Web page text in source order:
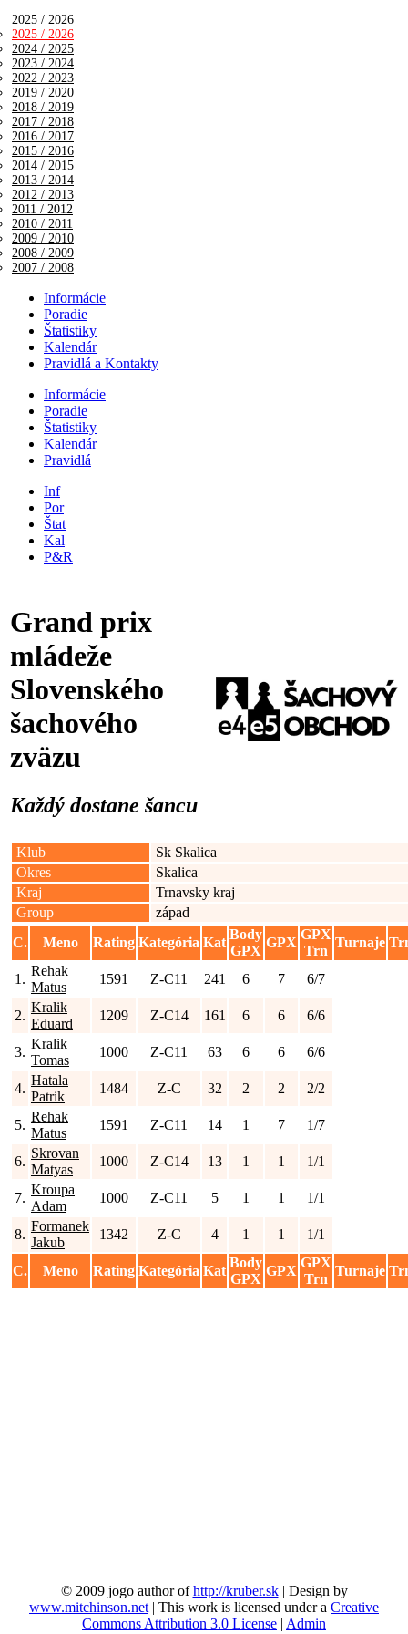
2025 / 2026
2025 / 2026
2024 / 2025
2023 / 2024
2022 / 2023
2019 / 2020
2018 / 2019
2017 / 2018
2016 / 2017
2015 / 2016
2014 / 2015
2013 / 2014
2012 / 2013
2011 / 2012
2010 / 2011
2009 / 2010
2008 / 2009
2007 / 2008
Informácie
Poradie
Štatistiky
Kalendár
Pravidlá a Kontakty
Informácie
Poradie
Štatistiky
Kalendár
Pravidlá
Inf
Por
Štat
Kal
P&R
Grand prix
mládeže
Slovenského
šachového
zväzu
Každý dostane šancu
Klub
Sk Skalica
Okres
Skalica
Kraj
Trnavsky kraj
Group
západ
C.
Meno Rating Kategória Kat
Body
GPX
GPX
GPX
Trn
Turnaje
1.
Rehak
Matus
1591 Z-C11 241 6 7 6/7
2.
Kralik
Eduard
1209 Z-C14 161 6 6 6/6
3.
Kralik
Tomas
1000 Z-C11 63 6 6 6/6
4.
Hatala
Patrik
1484 Z-C 32 2 2 2/2
5.
Rehak
Matus
1591 Z-C11 14 1 7 1/7
6.
Skrovan
Matyas
1000 Z-C14 13 1 1 1/1
7.
Kroupa
Adam
1000 Z-C11 5 1 1 1/1
8.
Formanek
Jakub
1342 Z-C 4 1 1 1/1
C. Meno Rating Kategória Kat
Body
GPX
GPX
GPX
Trn
Turnaje
© 2009 jogo author ofhttp://kruber.sk| Design by
www.mitchinson.net | This work is licensed under a Creative
Commons Attribution 3.0 License | Admin